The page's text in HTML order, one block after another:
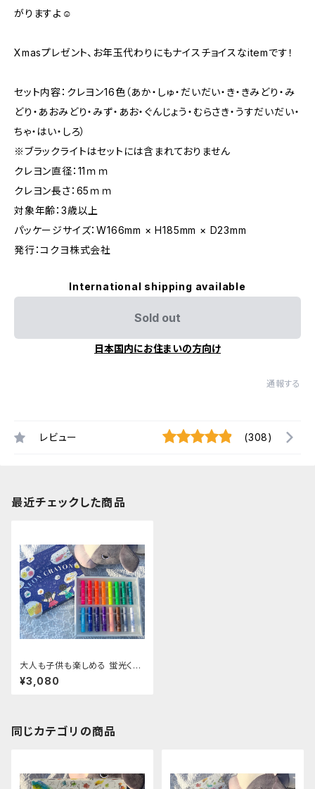
がりますよ☺︎
Xmasプレゼント、お年玉代わりにもナイスチョイスなitemです！
セット内容：クレヨン16色（あか・しゅ・だいだい・き・きみどり・み
どり・あおみどり・みず・あお・ぐんじょう・むらさき・うすだいだい・
ちゃ・はい・しろ）
※ブラックライトはセットには含まれておりません
クレヨン直径：11ｍｍ
クレヨン長さ：65ｍｍ
対象年齢：3歳以上
パッケージサイズ：W166mm × H185mm × D23mm
発行：コクヨ株式会社
International shipping available
Sold out
日本国内にお住まいの方向け
通報する
レビュー (308)
最近チェックした商品
大人も子供も楽しめる 蛍光くれ
よん16色
¥3,080
同じカテゴリの商品